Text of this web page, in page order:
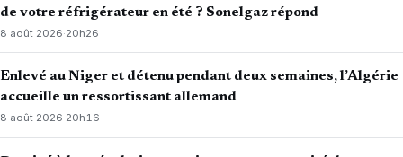
de votre réfrigérateur en été ? Sonelgaz répond
8 août 2026·20h26
Enlevé au Niger et détenu pendant deux semaines, l’Algérie
accueille un ressortissant allemand
8 août 2026·20h16